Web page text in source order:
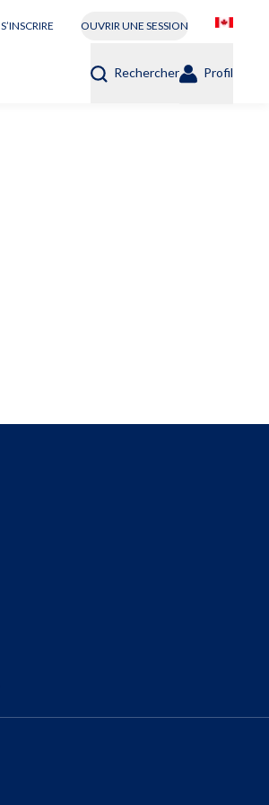
S’INSCRIRE OUVRIR UNE SESSION
Rechercher Profil